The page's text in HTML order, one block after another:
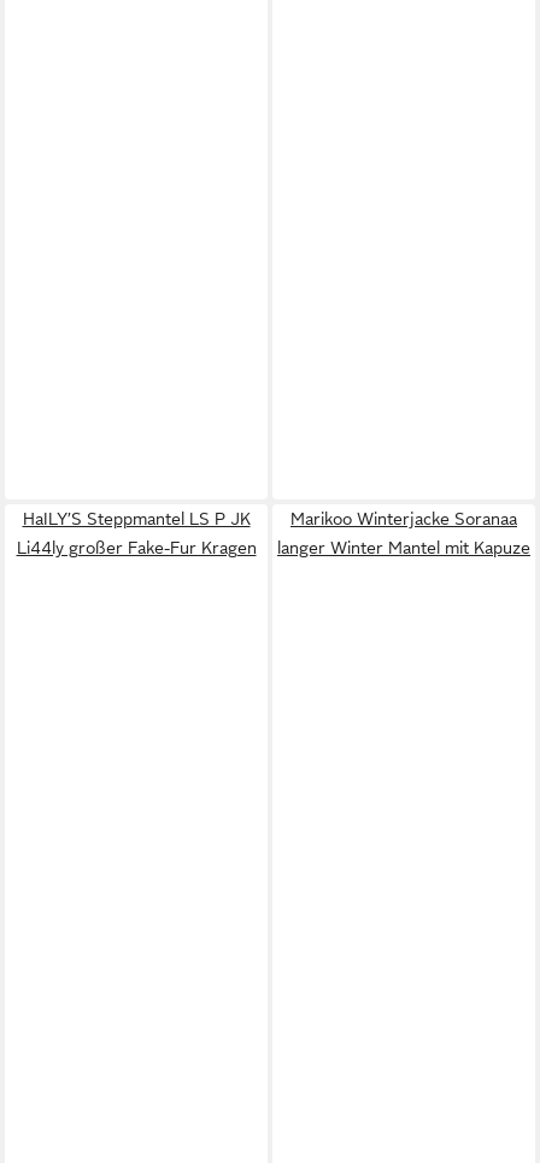
HaILY’S Steppmantel LS P JK
Li44ly großer Fake-Fur Kragen
Marikoo Winterjacke Soranaa
langer Winter Mantel mit Kapuze